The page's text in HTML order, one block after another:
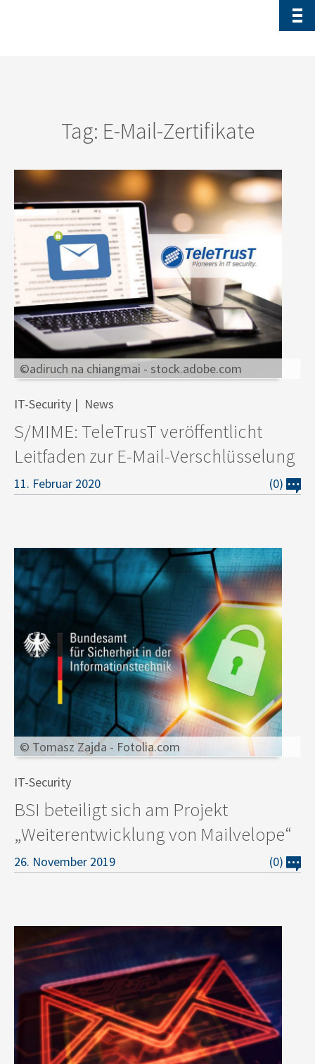
Tag: E-Mail-Zertifikate
©adiruch na chiangmai - stock.adobe.com
IT-Security News
S/MIME: TeleTrusT veröffentlicht
Leitfaden zur E-Mail-Verschlüsselung
11. Februar 2020 (0)
© Tomasz Zajda - Fotolia.com
IT-Security
BSI beteiligt sich am Projekt
„Weiterentwicklung von Mailvelope“
26. November 2019 (0)